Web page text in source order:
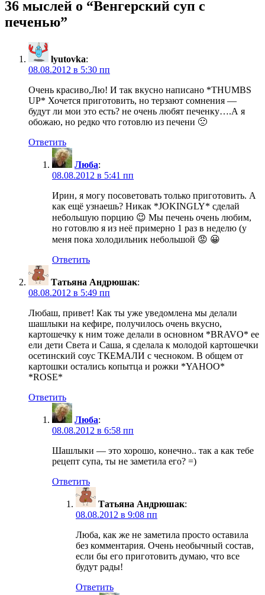
36 мыслей о “Венгерский суп с
печенью”
lyutovka:
08.08.2012 в 5:30 пп
Очень красиво,Лю! И так вкусно написано *THUMBS
UP* Хочется приготовить, но терзают сомнения —
будут ли мои это есть? не очень любят печенку….А я
обожаю, но редко что готовлю из печени 🙁
Ответить
Люба:
08.08.2012 в 5:41 пп
Ирин, я могу посоветовать только приготовить. А
как ещё узнаешь? Никак *JOKINGLY* сделай
небольшую порцию 😉 Мы печень очень любим,
но готовлю я из неё примерно 1 раз в неделю (у
меня пока холодильник небольшой 😡 😀
Ответить
Татьяна Андрюшак:
08.08.2012 в 5:49 пп
Любаш, привет! Как ты уже уведомлена мы делали
шашлыки на кефире, получилось очень вкусно,
картошечку к ним тоже делали в основном *BRAVO* ее
ели дети Света и Саша, я сделала к молодой картошечки
осетинский соус ТКЕМАЛИ с чесноком. В общем от
картошки остались копытца и рожки *YAHOO*
*ROSE*
Ответить
Люба:
08.08.2012 в 6:58 пп
Шашлыки — это хорошо, конечно.. так а как тебе
рецепт супа, ты не заметила его? =)
Ответить
Татьяна Андрюшак:
08.08.2012 в 9:08 пп
Люба, как же не заметила просто оставила
без комментария. Очень необычный состав,
если бы его приготовить думаю, что все
будут рады!
Ответить